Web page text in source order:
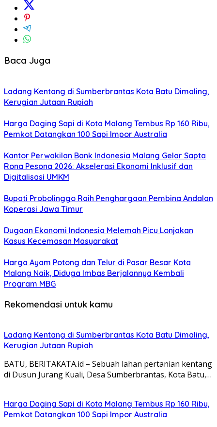
Baca Juga
Ladang Kentang di Sumberbrantas Kota Batu Dimaling,
Kerugian Jutaan Rupiah
Harga Daging Sapi di Kota Malang Tembus Rp 160 Ribu,
Pemkot Datangkan 100 Sapi Impor Australia
Kantor Perwakilan Bank Indonesia Malang Gelar Sapta
Rona Pesona 2026: Akselerasi Ekonomi Inklusif dan
Digitalisasi UMKM
Bupati Probolinggo Raih Penghargaan Pembina Andalan
Koperasi Jawa Timur
Dugaan Ekonomi Indonesia Melemah Picu Lonjakan
Kasus Kecemasan Masyarakat
Harga Ayam Potong dan Telur di Pasar Besar Kota
Malang Naik, Diduga Imbas Berjalannya Kembali
Program MBG
Rekomendasi untuk kamu
Ladang Kentang di Sumberbrantas Kota Batu Dimaling,
Kerugian Jutaan Rupiah
BATU, BERITAKATA.id – Sebuah lahan pertanian kentang
di Dusun Jurang Kuali, Desa Sumberbrantas, Kota Batu,…
Harga Daging Sapi di Kota Malang Tembus Rp 160 Ribu,
Pemkot Datangkan 100 Sapi Impor Australia